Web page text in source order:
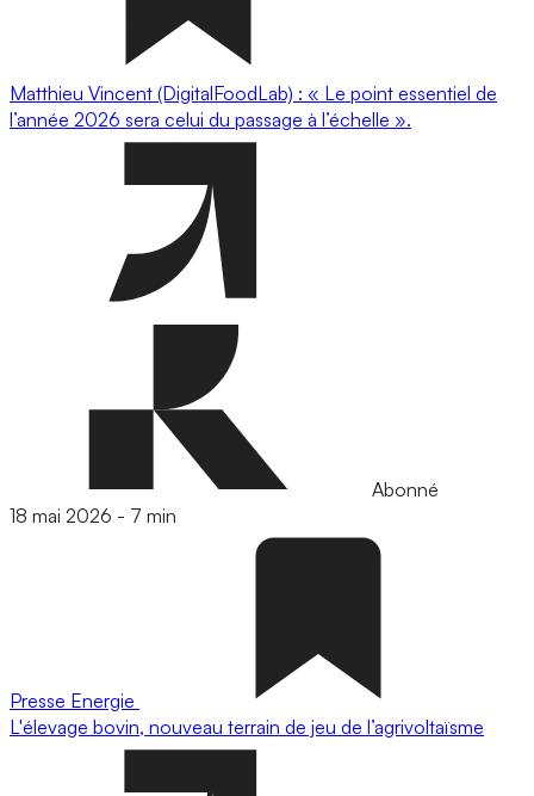
Matthieu Vincent (DigitalFoodLab) : « Le point essentiel de
l’année 2026 sera celui du passage à l’échelle ».
Abonné
18 mai 2026 - 7 min
Presse Energie
L'élevage bovin, nouveau terrain de jeu de l’agrivoltaïsme